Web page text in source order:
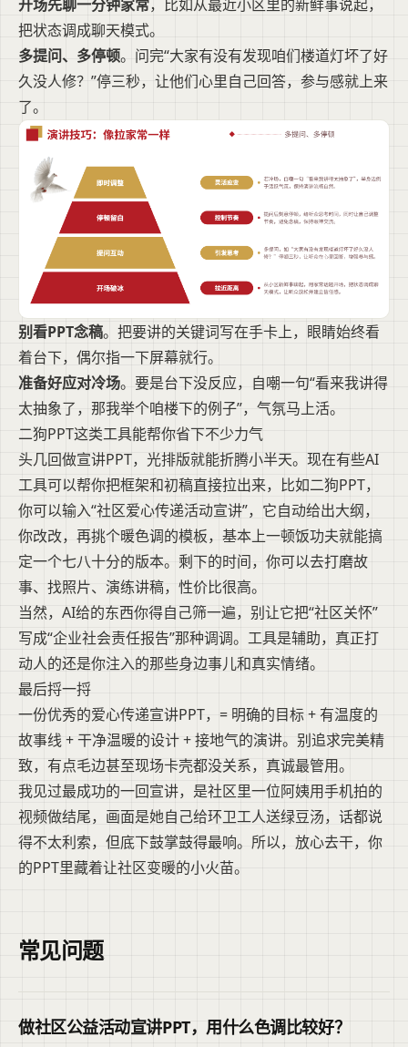
开场先聊一分钟家常，比如从最近小区里的新鲜事说起，
把状态调成聊天模式。
多提问、多停顿。问完“大家有没有发现咱们楼道灯坏了好
久没人修？”停三秒，让他们心里自己回答，参与感就上来
了。
别看PPT念稿。把要讲的关键词写在手卡上，眼睛始终看
着台下，偶尔指一下屏幕就行。
准备好应对冷场。要是台下没反应，自嘲一句“看来我讲得
太抽象了，那我举个咱楼下的例子”，气氛马上活。
二狗PPT这类工具能帮你省下不少力气
头几回做宣讲PPT，光排版就能折腾小半天。现在有些AI
工具可以帮你把框架和初稿直接拉出来，比如二狗PPT，
你可以输入“社区爱心传递活动宣讲”，它自动给出大纲，
你改改，再挑个暖色调的模板，基本上一顿饭功夫就能搞
定一个七八十分的版本。剩下的时间，你可以去打磨故
事、找照片、演练讲稿，性价比很高。
当然，AI给的东西你得自己筛一遍，别让它把“社区关怀”
写成“企业社会责任报告”那种调调。工具是辅助，真正打
动人的还是你注入的那些身边事儿和真实情绪。
最后捋一捋
一份优秀的爱心传递宣讲PPT，= 明确的目标 + 有温度的
故事线 + 干净温暖的设计 + 接地气的演讲。别追求完美精
致，有点毛边甚至现场卡壳都没关系，真诚最管用。
我见过最成功的一回宣讲，是社区里一位阿姨用手机拍的
视频做结尾，画面是她自己给环卫工人送绿豆汤，话都说
得不太利索，但底下鼓掌鼓得最响。所以，放心去干，你
的PPT里藏着让社区变暖的小火苗。
常见问题
做社区公益活动宣讲PPT，用什么色调比较好？